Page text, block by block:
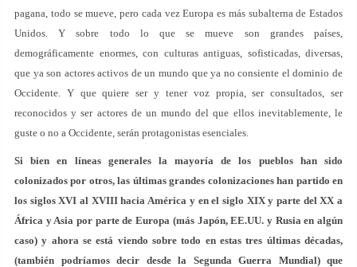
pagana, todo se mueve, pero cada vez Europa es más subalterna de Estados
Unidos. Y sobre todo lo que se mueve son grandes países,
demográficamente enormes, con culturas antiguas, sofisticadas, diversas,
que ya son actores activos de un mundo que ya no consiente el dominio de
Occidente. Y que quiere ser y tener voz propia, ser consultados, ser
reconocidos y ser actores de un mundo del que ellos inevitablemente, le
guste o no a Occidente, serán protagonistas esenciales.
Si bien en líneas generales la mayoría de los pueblos han sido
colonizados por otros, las últimas grandes colonizaciones han partido en
los siglos XVI al XVIII hacia América y en el siglo XIX y parte del XX a
África y Asia por parte de Europa (más Japón, EE.UU. y Rusia en algún
caso) y ahora se está viendo sobre todo en estas tres últimas décadas,
(también podríamos decir desde la Segunda Guerra Mundial) que